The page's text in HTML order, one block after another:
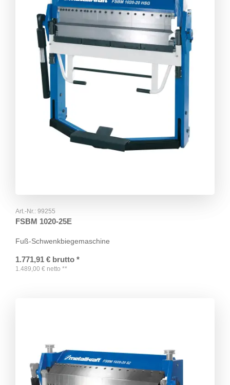
Art.-Nr.: 99255
FSBM 1020-25E
Fuß-Schwenkbiegemaschine
1.771,91 € brutto *
1.489,00 € netto **